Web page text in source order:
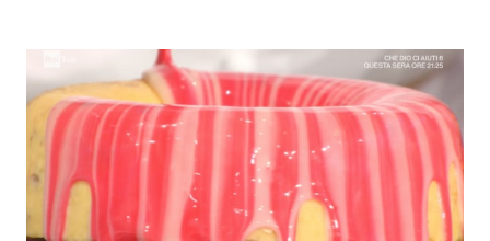
News Cinema
News Musica
News Spettacolo
News dal mondo